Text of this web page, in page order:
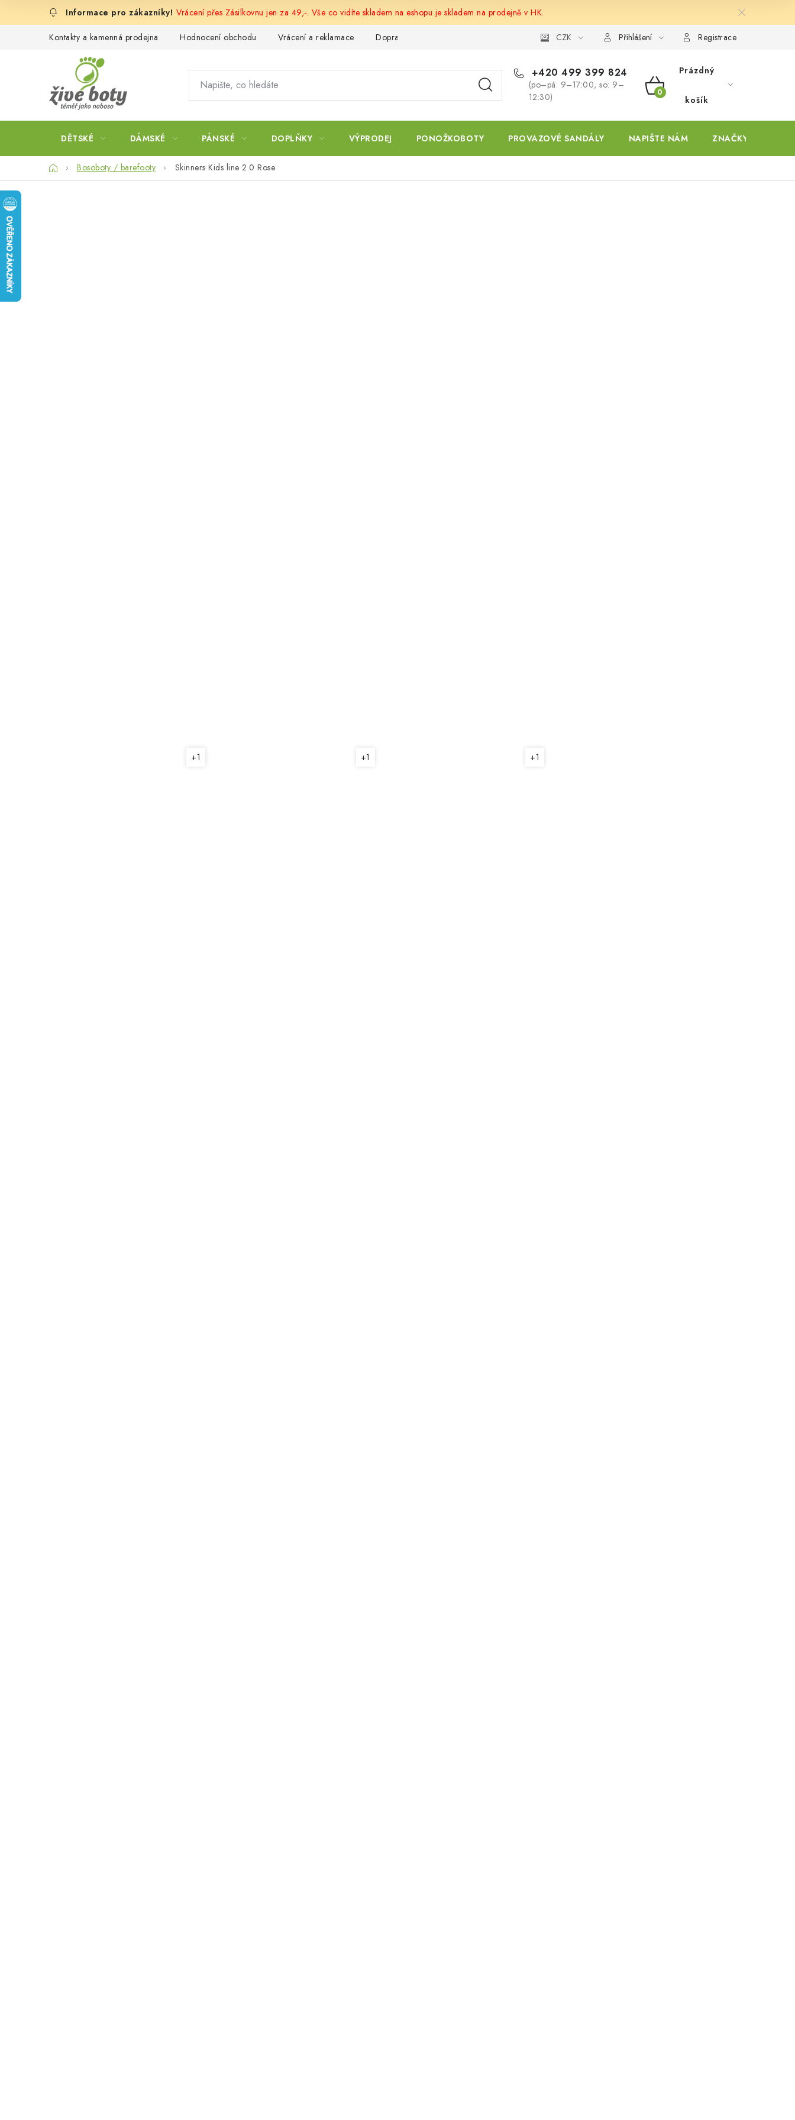
Vrácení přes Zásilkovnu jen za 49,-. Vše co vidíte skladem na eshopu je skladem na prodejně v HK.
Kontakty a kamenná prodejna Hodnocení obchodu Vrácení a reklamace Doprava a platba CZK Přihlášení Registrace
+420 499 399 824
(po–pá: 9–17:00, so: 9–
12:30)
NÁKUPNÍ
KOŠÍK
Prázdný
košík
DĚTSKÉ DÁMSKÉ PÁNSKÉ DOPLŇKY VÝPRODEJ PONOŽKOBOTY PROVAZOVÉ SANDÁLY NAPIŠTE NÁM ZNAČKY
DomůBosoboty / barefooty Skinners Kids line 2.0 Rose